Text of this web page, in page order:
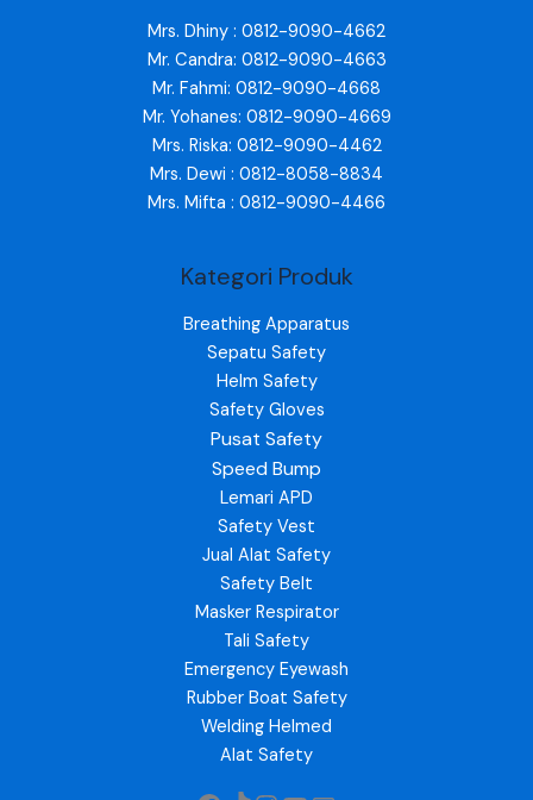
Mrs. Dhiny : 0812-9090-4662
Mr. Candra: 0812-9090-4663
Mr. Fahmi: 0812-9090-4668
Mr. Yohanes: 0812-9090-4669
Mrs. Riska: 0812-9090-4462
Mrs. Dewi : 0812-8058-8834
Mrs. Mifta : 0812-9090-4466
Kategori Produk
Breathing Apparatus
Sepatu Safety
Helm Safety
Safety Gloves
Pusat Safety
Speed Bump
Lemari APD
Safety Vest
Jual Alat Safety
Safety Belt
Masker Respirator
Tali Safety
Emergency Eyewash
Rubber Boat Safety
Welding Helmed
Alat Safety